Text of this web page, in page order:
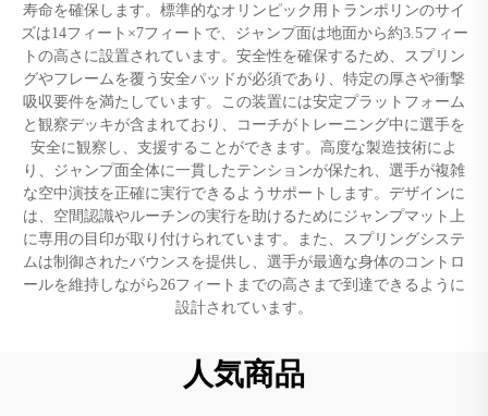
寿命を確保します。標準的なオリンピック用トランポリンのサイ
ズは14フィート×7フィートで、ジャンプ面は地面から約3.5フィー
トの高さに設置されています。安全性を確保するため、スプリン
グやフレームを覆う安全パッドが必須であり、特定の厚さや衝撃
吸収要件を満たしています。この装置には安定プラットフォーム
と観察デッキが含まれており、コーチがトレーニング中に選手を
安全に観察し、支援することができます。高度な製造技術によ
り、ジャンプ面全体に一貫したテンションが保たれ、選手が複雑
な空中演技を正確に実行できるようサポートします。デザインに
は、空間認識やルーチンの実行を助けるためにジャンプマット上
に専用の目印が取り付けられています。また、スプリングシステ
ムは制御されたバウンスを提供し、選手が最適な身体のコントロ
ールを維持しながら26フィートまでの高さまで到達できるように
設計されています。
人気商品